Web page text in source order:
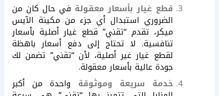
قطع غيار بأسعار معقولة في حال كان من
الضروري استبدال أي جزء من مكينة الآيس
ميكر، تقدم “تقني” قطع غيار أصلية بأسعار
تنافسية. لا تحتاج إلى دفع أسعار باهظة
لقطع غيار غير أصلية، لأن “تقني” تضمن لك
جودة عالية بأسعار معقولة.
خدمة سريعة وموثوقة واحدة من أكبر